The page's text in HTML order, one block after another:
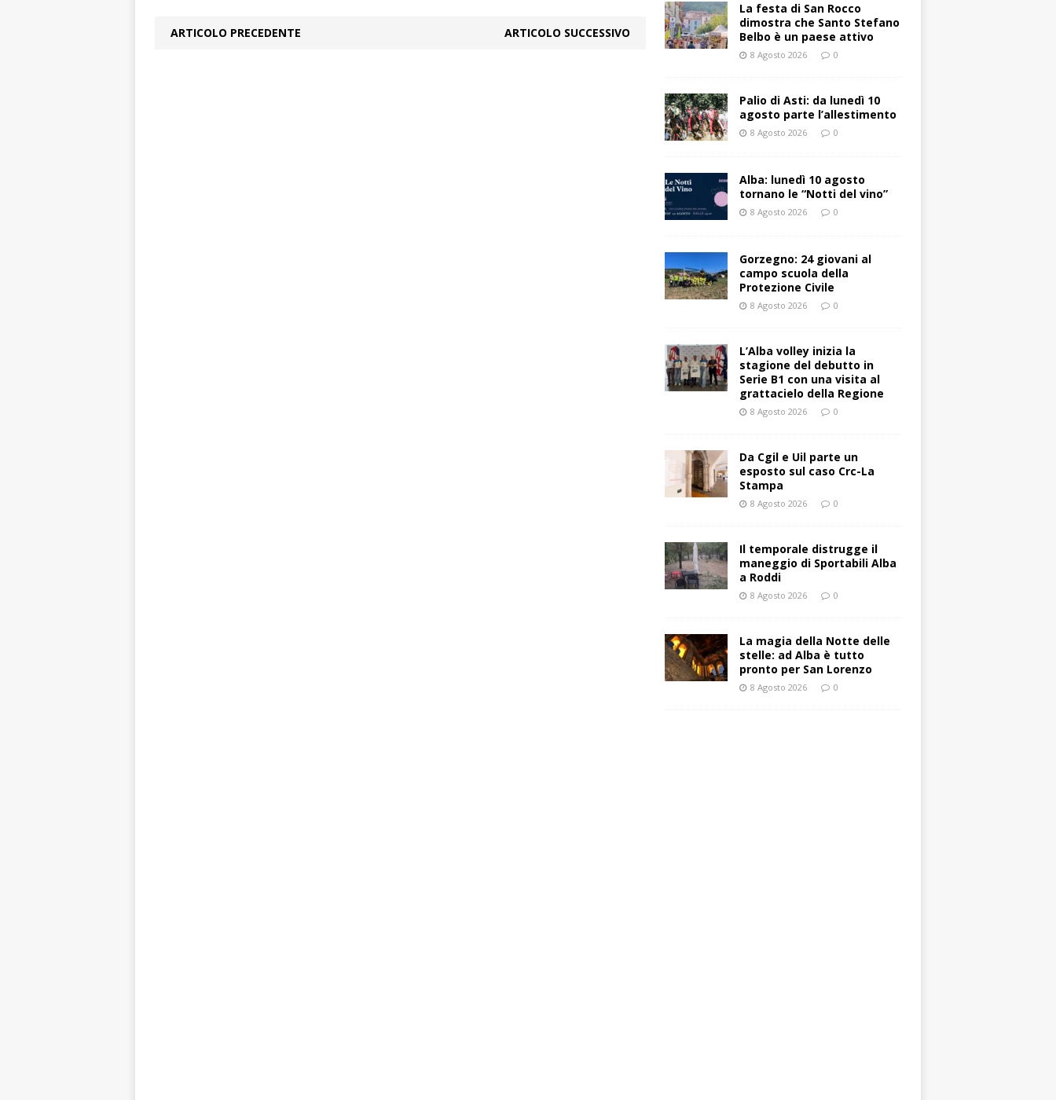
ARTICOLO PRECEDENTE ARTICOLO SUCCESSIVO
La festa di San Rocco
dimostra che Santo Stefano
Belbo è un paese attivo
8 Agosto 2026 0
Palio di Asti: da lunedì 10
agosto parte l’allestimento
8 Agosto 2026 0
Alba: lunedì 10 agosto
tornano le “Notti del vino”
8 Agosto 2026 0
Gorzegno: 24 giovani al
campo scuola della
Protezione Civile
8 Agosto 2026 0
L’Alba volley inizia la
stagione del debutto in
Serie B1 con una visita al
grattacielo della Regione
8 Agosto 2026 0
Da Cgil e Uil parte un
esposto sul caso Crc-La
Stampa
8 Agosto 2026 0
Il temporale distrugge il
maneggio di Sportabili Alba
a Roddi
8 Agosto 2026 0
La magia della Notte delle
stelle: ad Alba è tutto
pronto per San Lorenzo
8 Agosto 2026 0